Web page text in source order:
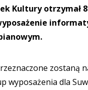
Kultury otrzymał
zostaną
wyposażenia dla